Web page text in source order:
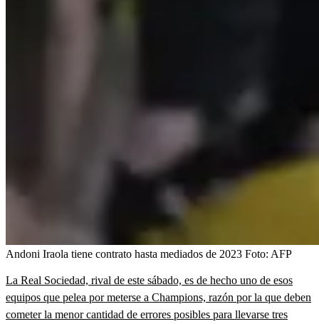
Andoni Iraola tiene contrato hasta mediados de 2023 Foto: AFP
La Real Sociedad, rival de este sábado, es de hecho uno de esos
equipos que pelea por meterse a Champions, razón por la que deben
cometer la menor cantidad de errores posibles para llevarse tres